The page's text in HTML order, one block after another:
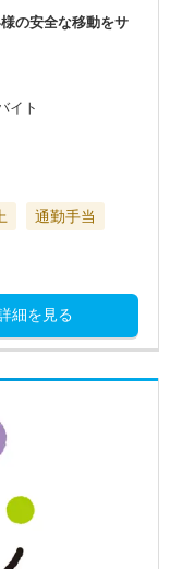
の安全な移動をサ
イト
通勤手当
細を見る